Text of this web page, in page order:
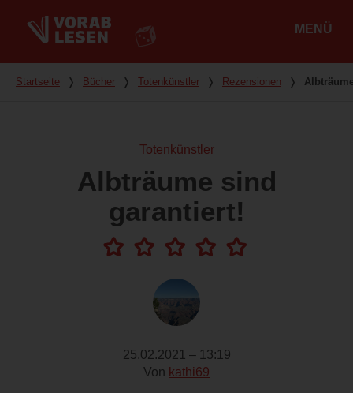
MENÜ
Du bist hier
Startseite ❭ Bücher ❭ Totenkünstler ❭ Rezensionen ❭
Totenkünstler
Albträume sind
garantiert!
25.02.2021 – 13:19
Von kathi69